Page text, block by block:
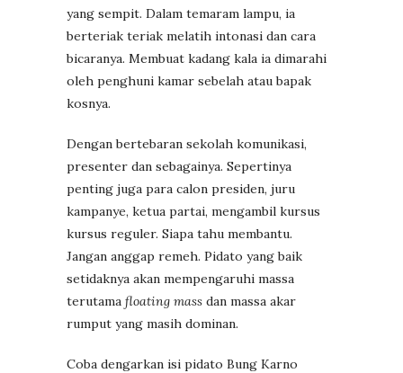
yang sempit. Dalam temaram lampu, ia
berteriak teriak melatih intonasi dan cara
bicaranya. Membuat kadang kala ia dimarahi
oleh penghuni kamar sebelah atau bapak
kosnya.
Dengan bertebaran sekolah komunikasi,
presenter dan sebagainya. Sepertinya
penting juga para calon presiden, juru
kampanye, ketua partai, mengambil kursus
kursus reguler. Siapa tahu membantu.
Jangan anggap remeh. Pidato yang baik
setidaknya akan mempengaruhi massa
terutama floating mass dan massa akar
rumput yang masih dominan.
Coba dengarkan isi pidato Bung Karno